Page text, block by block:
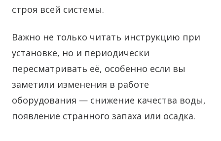
строя всей системы.
Важно не только читать инструкцию при
установке, но и периодически
пересматривать её, особенно если вы
заметили изменения в работе
оборудования — снижение качества воды,
появление странного запаха или осадка.